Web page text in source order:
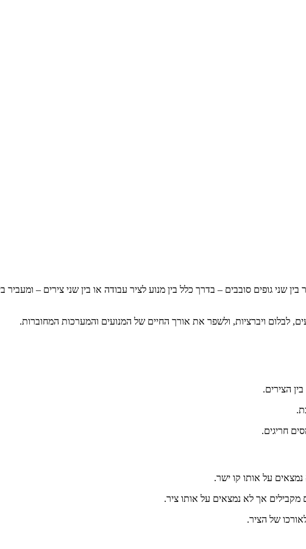
שני גופים סובבים – בדרך כלל בין מנוע לציר עבודה או בין שני צירים – ומעביר
לבלום ויברציות, ולשפר את אורך החיים של המנועים והמערכות המחוברות.
הצירים.
חריגים.